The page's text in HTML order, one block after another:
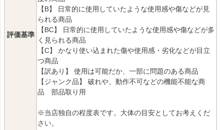
評価基準
【B】 日常的に使用していたような使用感や傷などが見
られる商品
【BC】 日常的に使用していたような使用感や傷などが多
く見られる商品
【C】 かなり使い込まれた傷や使用感・劣化などが目立
つ商品
【訳あり】 使用は可能だか、一部に問題のある商品
【ジャンク品】 破れや、動作不可などの機能不能な商
品 部品取り用
※当店独自の程度表です。大体の目安としてお考えくだ
さい。